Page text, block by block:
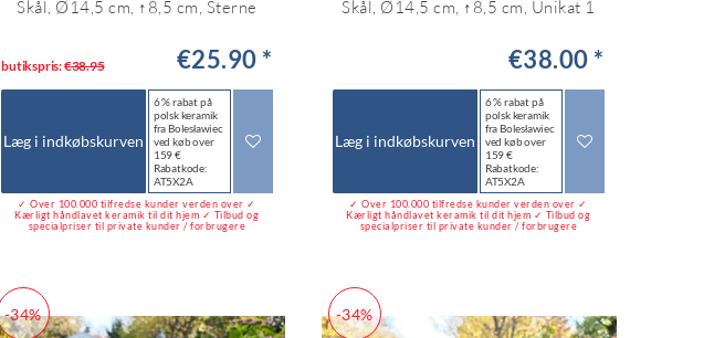
Skål, Ø14,5 cm, ↑8,5 cm, Sterne
butikspris:€38.95 €25.90 *
Læg i indkøbskurven
6 % rabat på
polsk keramik
fra Bolesławiec
ved køb over
159 €
Rabatkode:
AT5X2A
✓ Over 100.000 tilfredse kunder verden over ✓
Kærligt håndlavet keramik til dit hjem ✓ Tilbud og
specialpriser til private kunder / forbrugere
Skål, Ø14,5 cm, ↑8,5 cm, Unikat 1
€38.00 *
Læg i indkøbskurven
6 % rabat på
polsk keramik
fra Bolesławiec
ved køb over
159 €
Rabatkode:
AT5X2A
✓ Over 100.000 tilfredse kunder verden over ✓
Kærligt håndlavet keramik til dit hjem ✓ Tilbud og
specialpriser til private kunder / forbrugere
-34% -34%